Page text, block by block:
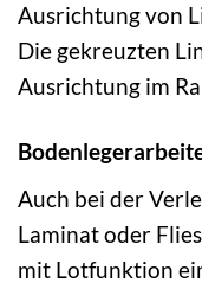
Ausrichtung von
Die gekreuzten
Ausrichtung im
Auch bei der
Laminat oder
mit Lotfunktion